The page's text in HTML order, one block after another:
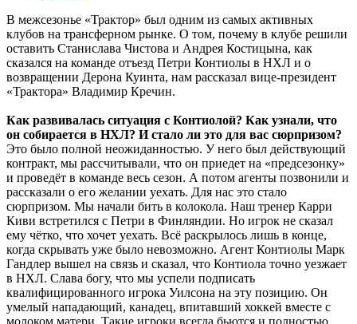
В межсезонье «Трактор» был одним из самых активных
клубов на трансферном рынке. О том, почему в клубе решили
оставить Станислава Чистова и Андрея Костицына, как
сказался на команде отъезд Петри Контиолы в НХЛ и о
возвращении Дерона Куинта, нам рассказал вице-президент
«Трактора» Владимир Кречин.
Как развивалась ситуация с Контиолой? Как узнали, что
он собирается в НХЛ? И стало ли это для вас сюрпризом?
Это было полной неожиданностью. У него был действующий
контракт, мы рассчитывали, что он приедет на «предсезонку»
и проведёт в команде весь сезон. А потом агенты позвонили и
рассказали о его желании уехать. Для нас это стало
сюрпризом. Мы начали бить в колокола. Наш тренер Карри
Киви встретился с Петри в Финляндии. Но игрок не сказал
ему чётко, что хочет уехать. Всё раскрылось лишь в конце,
когда скрывать уже было невозможно. Агент Контиолы Марк
Гандлер вышел на связь и сказал, что Контиола точно уезжает
в НХЛ. Слава богу, что мы успели подписать
квалифицированного игрока Уилсона на эту позицию. Он
умелый нападающий, канадец, впитавший хоккей вместе с
молоком матери. Такие игроки всегда бьются и полностью